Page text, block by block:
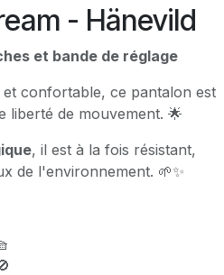
- Hänevild
et bande de réglage
confortable, ce pantalon est
liberté de mouvement. 🌟
, il est à la fois résistant,
de l'environnement. 🌱✨